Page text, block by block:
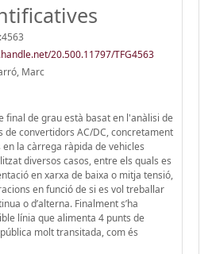
20.500.11797/TFG4563
Marc
final de grau està basat en l'anàlisi de
de convertidors AC/DC, concretament
la càrrega ràpida de vehicles
diversos casos, entre els quals es
en xarxa de baixa o mitja tensió,
en funció de si es vol treballar
o d’alterna. Finalment s’ha
línia que alimenta 4 punts de
molt transitada, com és